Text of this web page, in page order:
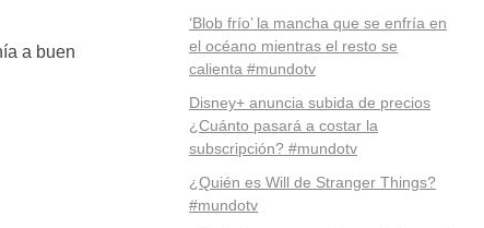
a buen
‘Blob frío’ la mancha que se enfría en
el océano mientras el resto se
calienta #mundotv
Disney+ anuncia subida de precios
¿Cuánto pasará a costar la
subscripción? #mundotv
¿Quién es Will de Stranger Things?
#mundotv